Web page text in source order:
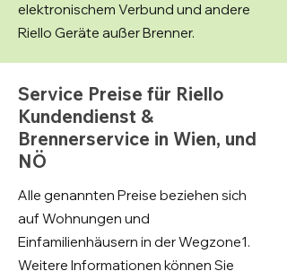
elektronischem Verbund und andere
Riello Geräte außer Brenner.
Service Preise für Riello
Kundendienst &
Brennerservice in Wien, und
NÖ
Alle genannten Preise beziehen sich
auf Wohnungen und
Einfamilienhäusern in der Wegzone1.
Weitere Informationen können Sie